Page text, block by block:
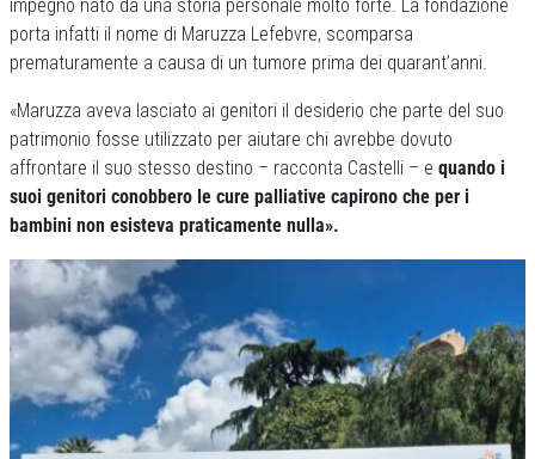
impegno nato da una storia personale molto forte. La fondazione
porta infatti il nome di Maruzza Lefebvre, scomparsa
prematuramente a causa di un tumore prima dei quarant’anni.
«Maruzza aveva lasciato ai genitori il desiderio che parte del suo
patrimonio fosse utilizzato per aiutare chi avrebbe dovuto
affrontare il suo stesso destino – racconta Castelli – e quando i
suoi genitori conobbero le cure palliative capirono che per i
bambini non esisteva praticamente nulla».